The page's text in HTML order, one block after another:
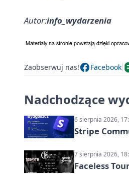
Autor:info_wydarzenia
Zaobserwuj nas! Facebook
Nadchodzące
6 sierpnia 2026,
Stripe
7 sierpnia 2026,
Faceless